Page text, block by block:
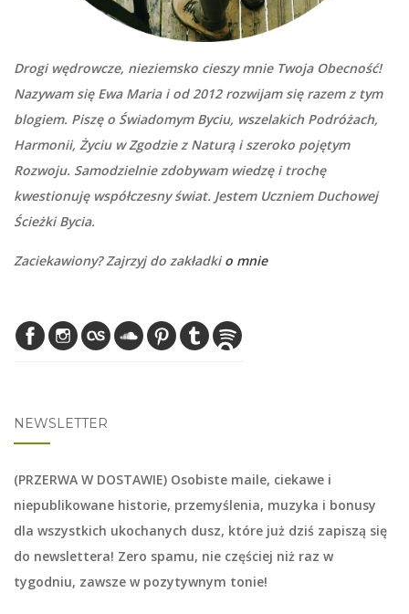
Drogi wędrowcze, nieziemsko cieszy mnie Twoja Obecność!
Nazywam się Ewa Maria i od 2012 rozwijam się razem z tym
blogiem. Piszę o Świadomym Byciu, wszelakich Podróżach,
Harmonii, Życiu w Zgodzie z Naturą i szeroko pojętym
Rozwoju. Samodzielnie zdobywam wiedzę i trochę
kwestionuję współczesny świat. Jestem Uczniem Duchowej
Ścieżki Bycia.
Zaciekawiony? Zajrzyj do zakładkio mnie
NEWSLETTER
(PRZERWA W DOSTAWIE) Osobiste maile, ciekawe i
niepublikowane historie, przemyślenia, muzyka i bonusy
dla wszystkich ukochanych dusz, które już dziś zapiszą się
do newslettera! Zero spamu, nie częściej niż raz w
tygodniu, zawsze w pozytywnym tonie!